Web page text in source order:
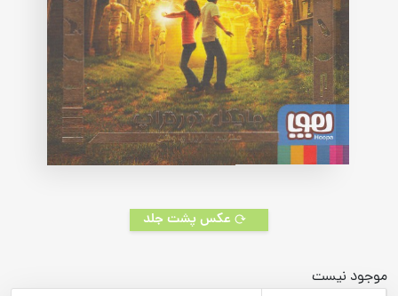
عکس پشت جلد
موجود نیست